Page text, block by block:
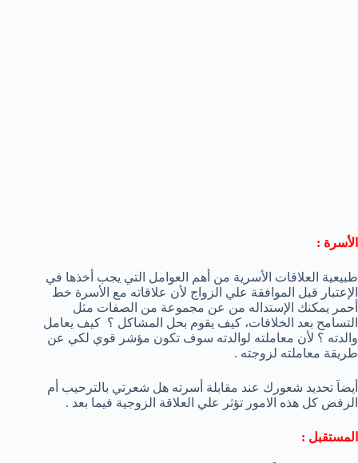
الأسرة :
طبيعية العلاقات الأسرية من أهم العوامل التي يجب أخذها في
الإعتبار قبل الموافقة علي الزواج لأن علاقاته مع الأسرة خط
أحمر يمكنك الإستداله من عن مجموعة من الصفات مثل
التسامح بعد الخلافات، كيف يقوم بحل المشاكل ؟ كيف يعامل
والدته ؟ لأن معاملته لوالدته سوف تكون مؤشر قوي لكي عن
طريقة معاملته لزوجته .
أيضاَ تحديد شعورك عند مقابلة أسرته هل شعرتي بالترحيب أم
الرفض كل هذه الامور تؤثر علي العلاقة الزوجية فيما بعد .
المستقبل :